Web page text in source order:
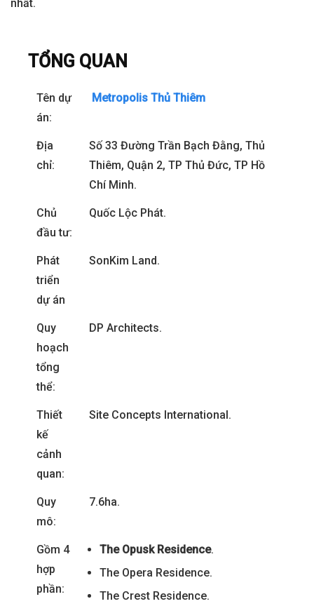
nhất.
TỔNG QUAN
Tên dự
án:
Metropolis Thủ Thiêm
Địa
chỉ:
Số 33 Đường Trần Bạch Đằng, Thủ
Thiêm, Quận 2, TP Thủ Đức, TP Hồ
Chí Minh.
Chủ
đầu tư:
Quốc Lộc Phát.
Phát
triển
dự án
SonKim Land.
Quy
hoạch
tổng
thể:
DP Architects.
Thiết
kế
cảnh
quan:
Site Concepts International.
Quy
mô:
7.6ha.
Gồm 4
hợp
phần:
The Opusk Residence.
The Opera Residence.
The Crest Residence.